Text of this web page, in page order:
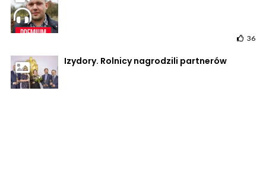
36
Izydory. Rolnicy nagrodzili partnerów